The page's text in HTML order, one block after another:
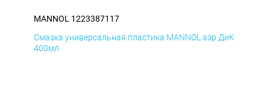
MANNOL 1223387117
Смазка универсальная пластика MANNOL аэр ДиК
400мл